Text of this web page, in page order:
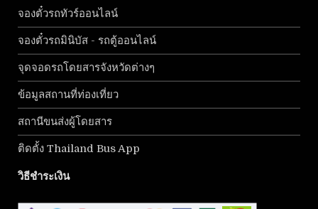
จองตั๋วรถทัวร์ออนไลน์
จองตั๋วรถมินิบัส - รถตู้ออนไลน์
จุดจอดรถโดยสารจังหวัดต่างๆ
ข้อมูลสถานที่ท่องเที่ยว
สถานีขนส่งผู้โดยสาร
ติดตั้ง Thailand Bus App
วิธีชำระเงิน